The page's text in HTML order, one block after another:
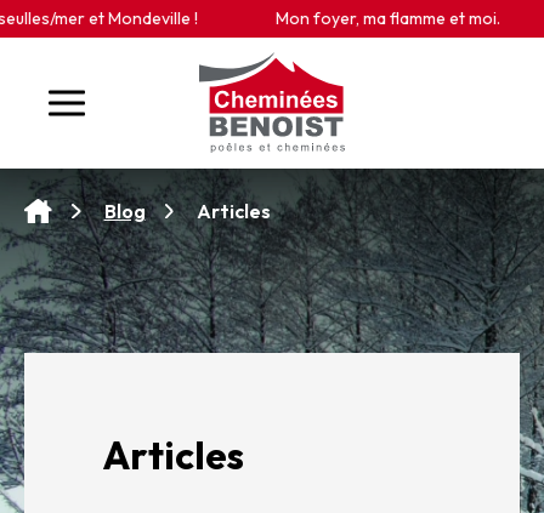
mer et Mondeville ! Mon foyer, ma flamme et moi.
Blog Articles
Articles
Panneau de gestion des cookies